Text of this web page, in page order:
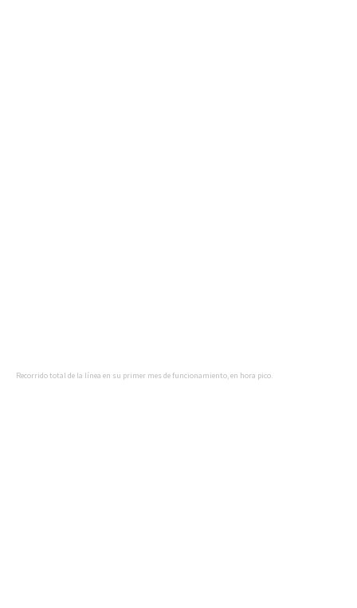
Recorrido total de la línea en su primer mes de funcionamiento, en hora pico.